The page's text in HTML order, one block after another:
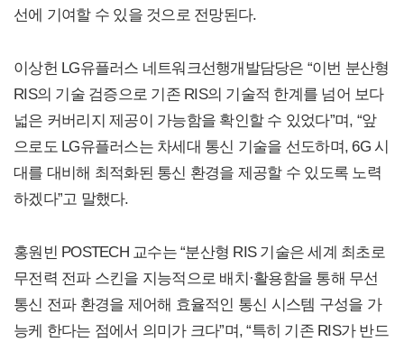
선에 기여할 수 있을 것으로 전망된다.
이상헌 LG유플러스 네트워크선행개발담당은 “이번 분산형
RIS의 기술 검증으로 기존 RIS의 기술적 한계를 넘어 보다
넓은 커버리지 제공이 가능함을 확인할 수 있었다”며, “앞
으로도 LG유플러스는 차세대 통신 기술을 선도하며, 6G 시
대를 대비해 최적화된 통신 환경을 제공할 수 있도록 노력
하겠다”고 말했다.
홍원빈 POSTECH 교수는 “분산형 RIS 기술은 세계 최초로
무전력 전파 스킨을 지능적으로 배치·활용함을 통해 무선
통신 전파 환경을 제어해 효율적인 통신 시스템 구성을 가
능케 한다는 점에서 의미가 크다”며, “특히 기존 RIS가 반드